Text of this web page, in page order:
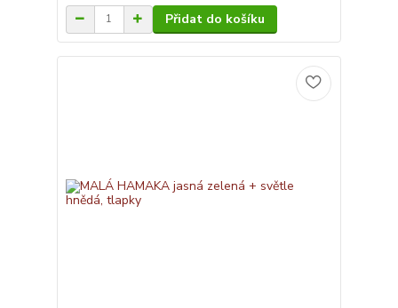
Přidat do košíku